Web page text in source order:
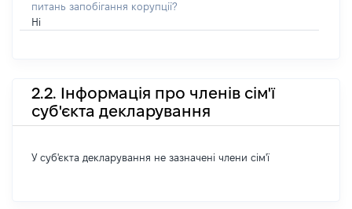
питань запобігання корупції?
Ні
2.2. Інформація про членів сім'ї
суб'єкта декларування
У суб'єкта декларування не зазначені члени сім'ї